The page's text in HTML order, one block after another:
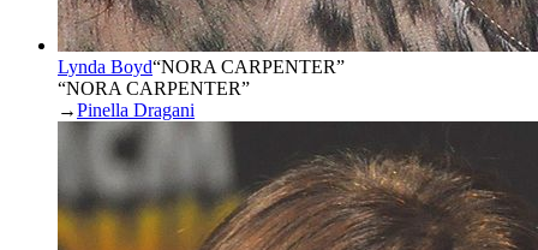
Lynda Boyd“NORA CARPENTER”
“NORA CARPENTER”
→Pinella Dragani